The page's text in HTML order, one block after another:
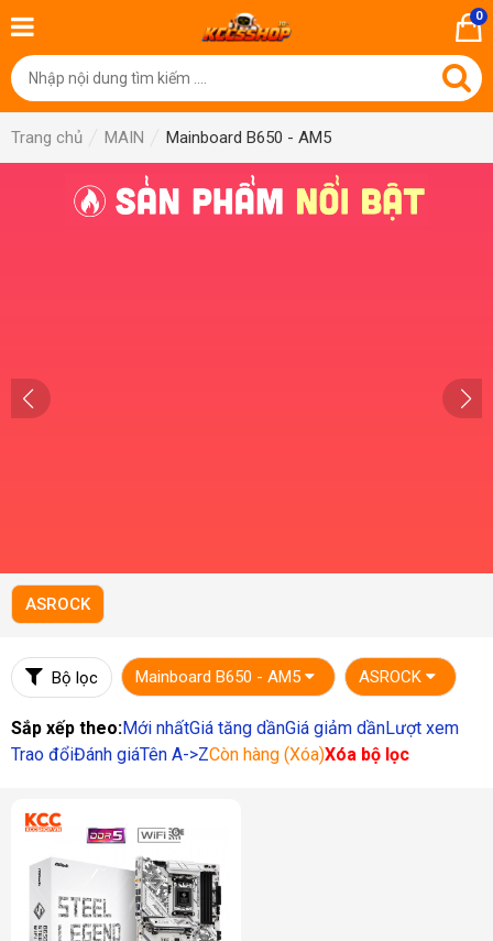
0
Trang chủ MAIN Mainboard B650 - AM5
ASROCK
Bộ lọc Mainboard B650 - AM5 ASROCK
Sắp xếp theo:Mới nhấtGiá tăng dầnGiá giảm dầnLượt xem
Trao đổiĐánh giáTên A->ZCòn hàng (Xóa)Xóa bộ lọc